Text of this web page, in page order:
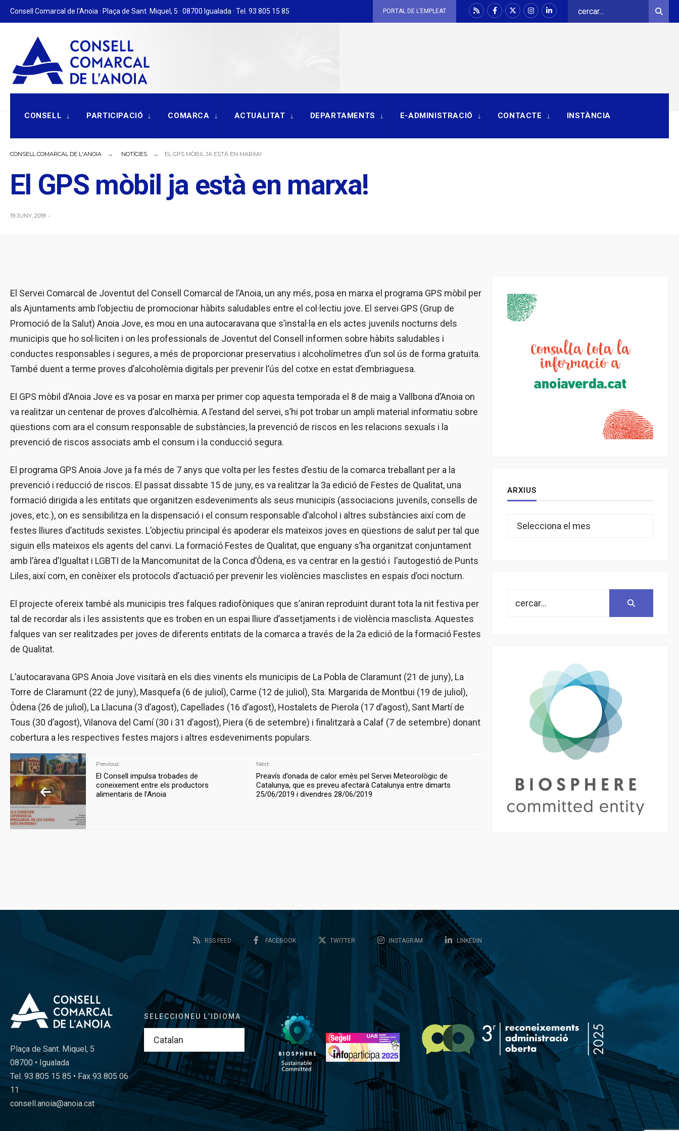
Skip
to
Consell Comarcal de l'Anoia · Plaça de Sant. Miquel, 5 · 08700 Igualada · Tel. 93 805 15 85
for:
PORTAL DE L’EMPLEAT
CONSELL PARTICIPACIÓ COMARCA ACTUALITAT DEPARTAMENTS E-ADMINISTRACIÓ CONTACTE INSTÀNCIA
CONSELL COMARCAL DE L'ANOIA NOTÍCIES EL GPS MÒBIL JA ESTÀ EN MARXA!
El GPS mòbil ja està en marxa!
19 JUNY, 2019 •
El Servei Comarcal de Joventut del Consell Comarcal de l’Anoia, un any més, posa en marxa el programa GPS mòbil per
als Ajuntaments amb l’objectiu de promocionar hàbits saludables entre el col·lectiu jove. El servei GPS (Grup de
Promoció de la Salut) Anoia Jove, es mou en una autocaravana que s’instal·la en els actes juvenils nocturns dels
municipis que ho sol·liciten i on les professionals de Joventut del Consell informen sobre hàbits saludables i
conductes responsables i segures, a més de proporcionar preservatius i alcoholímetres d’un sol ús de forma gratuïta.
També duent a terme proves d’alcoholèmia digitals per prevenir l’ús del cotxe en estat d’embriaguesa.
El GPS mòbil d’Anoia Jove es va posar en marxa per primer cop aquesta temporada el 8 de maig a Vallbona d’Anoia on
va realitzar un centenar de proves d’alcolhèmia. A l’estand del servei, s’hi pot trobar un ampli material informatiu sobre
qüestions com ara el consum responsable de substàncies, la prevenció de riscos en les relacions sexuals i la
prevenció de riscos associats amb el consum i la conducció segura.
El programa GPS Anoia Jove ja fa més de 7 anys que volta per les festes d’estiu de la comarca treballant per a la
prevenció i reducció de riscos. El passat dissabte 15 de juny, es va realitzar la 3a edició de Festes de Qualitat, una
formació dirigida a les entitats que organitzen esdeveniments als seus municipis (associacions juvenils, consells de
joves, etc.), on es sensibilitza en la dispensació i el consum responsable d’alcohol i altres substàncies així com de
festes lliures d’actituds sexistes. L’objectiu principal és apoderar els mateixos joves en qüestions de salut per tal que
siguin ells mateixos els agents del canvi. La formació Festes de Qualitat, que enguany s’ha organitzat conjuntament
amb l’àrea d’Igualtat i LGBTI de la Mancomunitat de la Conca d’Òdena, es va centrar en la gestió i l’autogestió de Punts
Liles, així com, en conèixer els protocols d’actuació per prevenir les violències masclistes en espais d’oci nocturn.
El projecte ofereix també als municipis tres falques radiofòniques que s’aniran reproduint durant tota la nit festiva per
tal de recordar als i les assistents que es troben en un espai lliure d’assetjaments i de violència masclista. Aquestes
falques van ser realitzades per joves de diferents entitats de la comarca a través de la 2a edició de la formació Festes
de Qualitat.
L’autocaravana GPS Anoia Jove visitarà en els dies vinents els municipis de La Pobla de Claramunt (21 de juny), La
Torre de Claramunt (22 de juny), Masquefa (6 de juliol), Carme (12 de juliol), Sta. Margarida de Montbui (19 de juliol),
Òdena (26 de juliol), La Llacuna (3 d’agost), Capellades (16 d’agost), Hostalets de Pierola (17 d’agost), Sant Martí de
Tous (30 d’agost), Vilanova del Camí (30 i 31 d’agost), Piera (6 de setembre) i finalitzarà a Calaf (7 de setembre) donant
cobertura a les respectives festes majors i altres esdeveniments populars.
Previous:
El Consell impulsa trobades de
coneixement entre els productors
alimentaris de l’Anoia
Next:
Preavís d’onada de calor emès pel Servei Meteorològic de
Catalunya, que es preveu afectarà Catalunya entre dimarts
25/06/2019 i divendres 28/06/2019
ARXIUS
RSS FEED FACEBOOK TWITTER INSTAGRAM LINKEDIN
Plaça de Sant. Miquel, 5
08700 • Igualada
Tel. 93 805 15 85 • Fax 93 805 06
11
consell.anoia@anoia.cat
SELECCIONEU L’IDIOMA